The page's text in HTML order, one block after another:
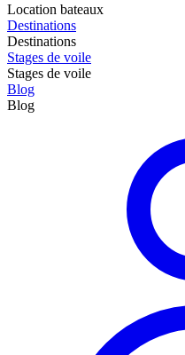
Location bateaux
Destinations
Destinations
Stages de voile
Stages de voile
Blog
Blog